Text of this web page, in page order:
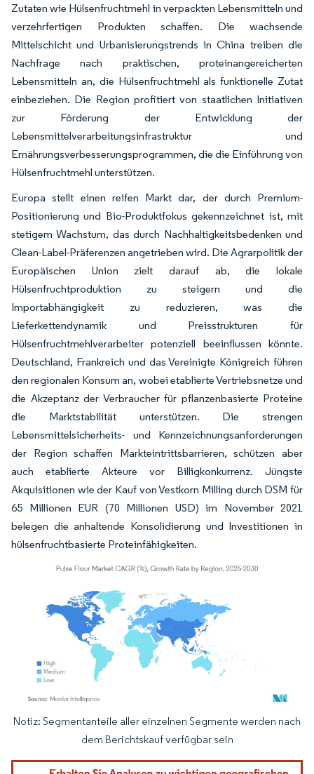
Zutaten wie Hülsenfruchtmehl in verpackten Lebensmitteln und
verzehrfertigen Produkten schaffen. Die wachsende
Mittelschicht und Urbanisierungstrends in China treiben die
Nachfrage nach praktischen, proteinangereicherten
Lebensmitteln an, die Hülsenfruchtmehl als funktionelle Zutat
einbeziehen. Die Region profitiert von staatlichen Initiativen
zur Förderung der Entwicklung der
Lebensmittelverarbeitungsinfrastruktur und
Ernährungsverbesserungsprogrammen, die die Einführung von
Hülsenfruchtmehl unterstützen.
Europa stellt einen reifen Markt dar, der durch Premium-
Positionierung und Bio-Produktfokus gekennzeichnet ist, mit
stetigem Wachstum, das durch Nachhaltigkeitsbedenken und
Clean-Label-Präferenzen angetrieben wird. Die Agrarpolitik der
Europäischen Union zielt darauf ab, die lokale
Hülsenfruchtproduktion zu steigern und die
Importabhängigkeit zu reduzieren, was die
Lieferkettendynamik und Preisstrukturen für
Hülsenfruchtmehlverarbeiter potenziell beeinflussen könnte.
Deutschland, Frankreich und das Vereinigte Königreich führen
den regionalen Konsum an, wobei etablierte Vertriebsnetze und
die Akzeptanz der Verbraucher für pflanzenbasierte Proteine
die Marktstabilität unterstützen. Die strengen
Lebensmittelsicherheits- und Kennzeichnungsanforderungen
der Region schaffen Markteintrittsbarrieren, schützen aber
auch etablierte Akteure vor Billigkonkurrenz. Jüngste
Akquisitionen wie der Kauf von Vestkorn Milling durch DSM für
65 Millionen EUR (70 Millionen USD) im November 2021
belegen die anhaltende Konsolidierung und Investitionen in
hülsenfruchtbasierte Proteinfähigkeiten.
Bild © Mordor Intelligence. Wiederverwendung erfordert Namensnennung gemäß
Notiz: Segmentanteile aller einzelnen Segmente werden nach
dem Berichtskauf verfügbar sein